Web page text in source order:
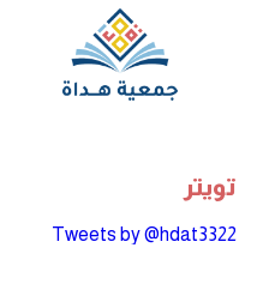
تويتر
Tweets by @hdat3322